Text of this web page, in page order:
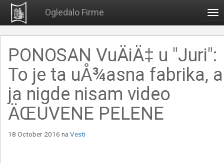
Ogledalo Firme
PONOSAN VuÄiÄ‡ u "Juri":
To je ta uÅ¾asna fabrika, a
ja nigde nisam video
ÄŒUVENE PELENE
18 October 2016 na Vesti